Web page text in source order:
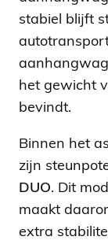
stabiel blijft
het gewicht
bevindt.
Binnen het
zijn
DUO. Dit
maakt
extra